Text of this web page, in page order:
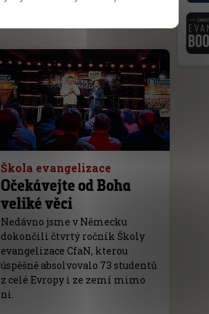
Škola evangelizace
Očekávejte od Boha
veliké věci
Nedávno jsme v Německu
dokončili čtvrtý ročník Školy
evangelizace CfaN, kterou
úspěšně absolvovalo 73 studentů
z celé Evropy i ze zemí mimo
ni.